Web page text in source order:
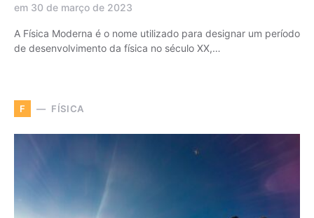
em 30 de março de 2023
A Física Moderna é o nome utilizado para designar um período
de desenvolvimento da física no século XX,…
F FÍSICA